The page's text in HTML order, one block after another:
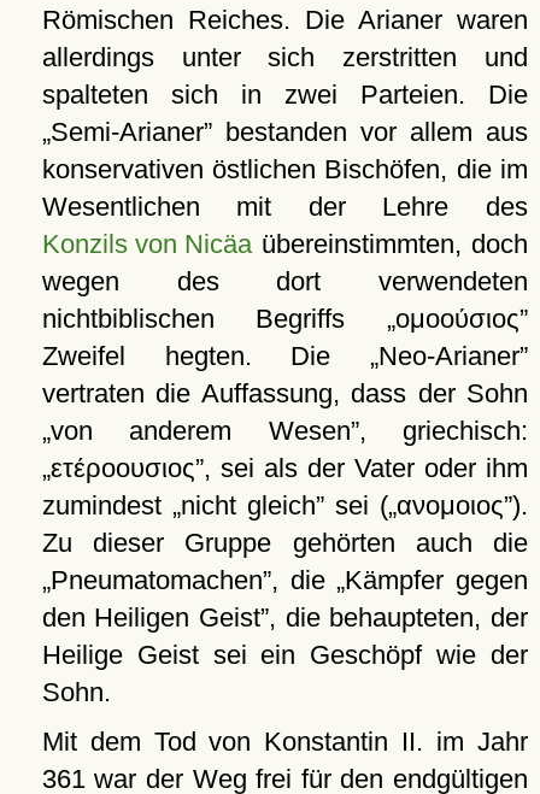
Römischen Reiches. Die Arianer waren
allerdings unter sich zerstritten und
spalteten sich in zwei Parteien. Die
Semi-Arianer bestanden vor allem aus
konservativen östlichen Bischöfen, die im
Wesentlichen mit der Lehre des
Konzils von Nicäaübereinstimmten, doch
wegen des dort verwendeten
nichtbiblischen Begriffs
ομοούσιος
Zweifel hegten. Die
Neo-Arianer
vertraten die Auffassung, dass der Sohn
von anderem Wesen , griechisch:
ετέροουσιος , sei als der Vater oder ihm
zumindest
nicht gleich sei ( ανομοιος ).
Zu dieser Gruppe gehörten auch die
Pneumatomachen , die Kämpfer gegen
den Heiligen Geist , die behaupteten, der
Heilige Geist sei ein Geschöpf wie der
Sohn.
Mit dem Tod von Konstantin II. im Jahr
361 war der Weg frei für den endgültigen